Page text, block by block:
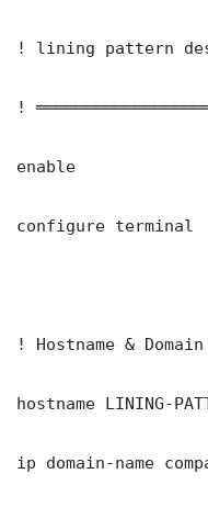
! lining pattern
!
enable
configure terminal
! Hostname & Domain
hostname LINING-
ip domain-name